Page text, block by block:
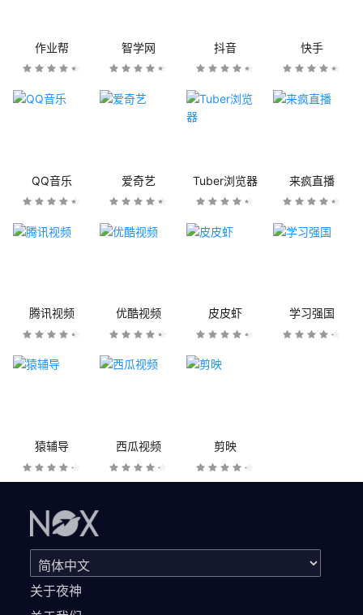
作业帮 智学网 抖音 快手
QQ音乐 爱奇艺 Tuber浏览器 来疯直播
腾讯视频 优酷视频 皮皮虾 学习强国
猿辅导 西瓜视频 剪映
关于夜神